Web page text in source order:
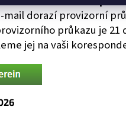
mail dorazí provizorní
průkazu je
jej na vaši